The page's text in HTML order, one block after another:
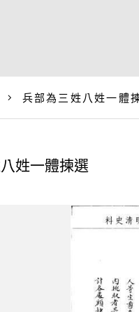
兵部為三姓八姓一體
姓一體揀選